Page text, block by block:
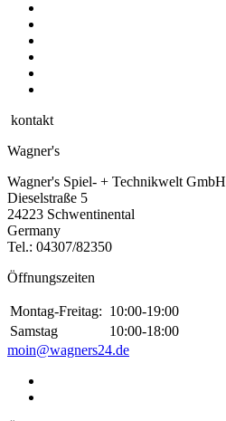
kontakt
Wagner's
Wagner's Spiel- + Technikwelt GmbH
Dieselstraße 5
24223 Schwentinental
Germany
Tel.: 04307/82350
Öffnungszeiten
Montag-Freitag: 10:00-19:00
Samstag
10:00-18:00
moin@wagners24.de